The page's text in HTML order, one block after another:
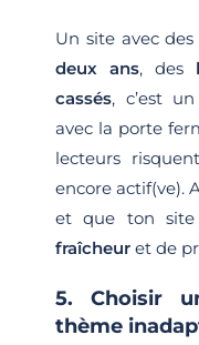
Un site avec
deux ans, des
cassés, c’est
avec la porte
lecteurs
encore actif(ve).
et que ton
fraîcheur et de
5. Choisir
thème